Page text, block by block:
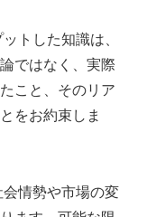
トした知識は、
ではなく、実際
こと、そのリア
をお約束しま
会情勢や市場の変